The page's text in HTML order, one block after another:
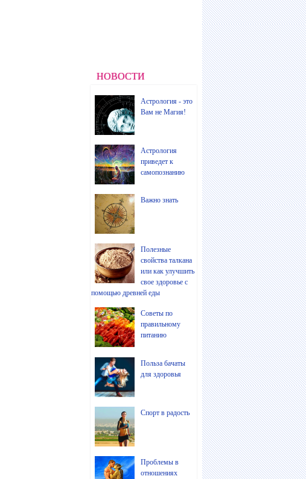
НОВОСТИ
Астрология - это
Вам не Магия!
Астрология
приведет к
самопознанию
Важно знать
Полезные
свойства талкана
или как улучшить
свое здоровье с
помощью древней еды
Советы по
правильному
питанию
Польза бачаты
для здоровья
Спорт в радость
Проблемы в
отношениях